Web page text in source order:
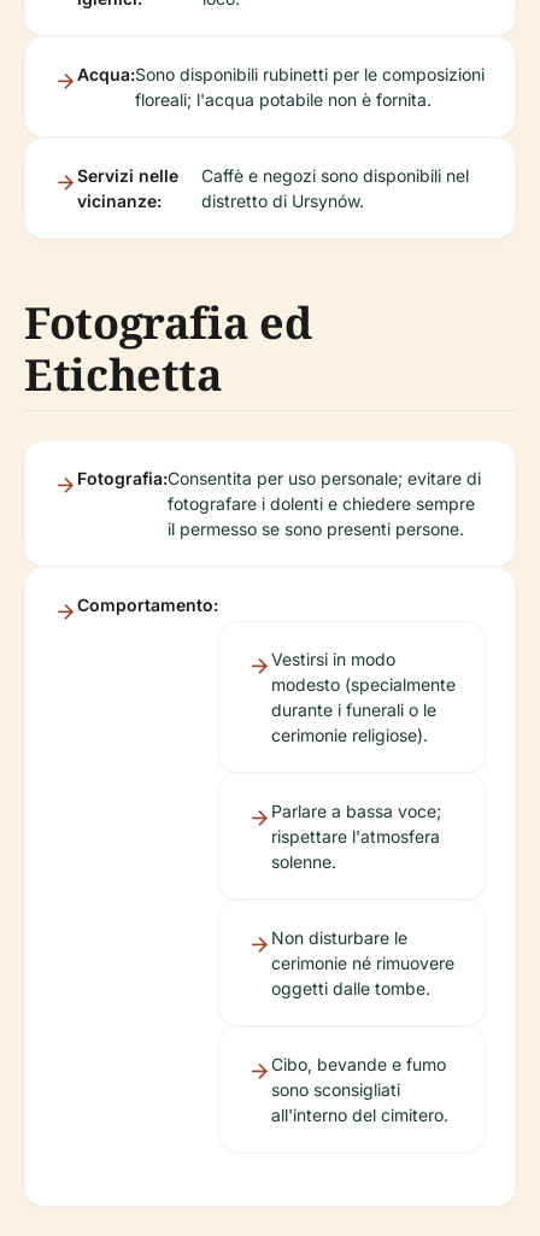
Acqua:Sono disponibili rubinetti per le composizioni
floreali; l'acqua potabile non è fornita.
Servizi nelle
vicinanze:
Caffè e negozi sono disponibili nel
distretto di Ursynów.
Fotografia ed
Etichetta
Fotografia:Consentita per uso personale; evitare di
fotografare i dolenti e chiedere sempre
il permesso se sono presenti persone.
Comportamento:
Vestirsi in modo
modesto (specialmente
durante i funerali o le
cerimonie religiose).
Parlare a bassa voce;
rispettare l'atmosfera
solenne.
Non disturbare le
cerimonie né rimuovere
oggetti dalle tombe.
Cibo, bevande e fumo
sono sconsigliati
all'interno del cimitero.